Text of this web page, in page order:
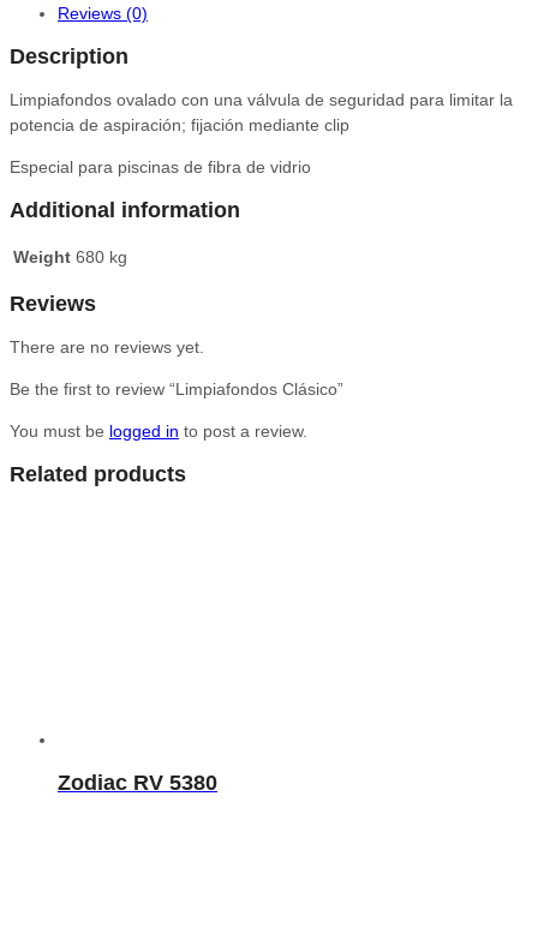
Reviews (0)
Description
Limpiafondos ovalado con una válvula de seguridad para limitar la
potencia de aspiración; fijación mediante clip
Especial para piscinas de fibra de vidrio
Additional information
Weight 680 kg
Reviews
There are no reviews yet.
Be the first to review “Limpiafondos Clásico”
You must be logged in to post a review.
Related products
Zodiac RV 5380